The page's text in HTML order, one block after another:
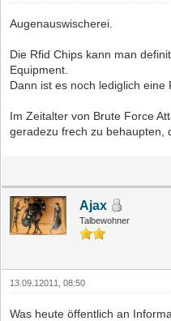
Augenauswischerei.
Die Rfid Chips kann man
Equipment.
Dann ist es noch lediglich eine
Im Zeitalter von Brute Force
geradezu frech zu behaupten,
Ajax
Talbewohner
13.09.12011, 08:50
Was heute öffentlich an